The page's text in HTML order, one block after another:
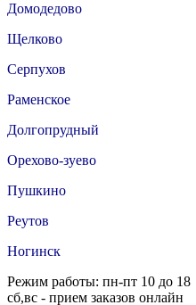
Домодедово
Щелково
Серпухов
Раменское
Долгопрудный
Орехово-зуево
Пушкино
Реутов
Ногинск
Режим работы: пн-пт 10 до 18
сб,вс - прием заказов онлайн